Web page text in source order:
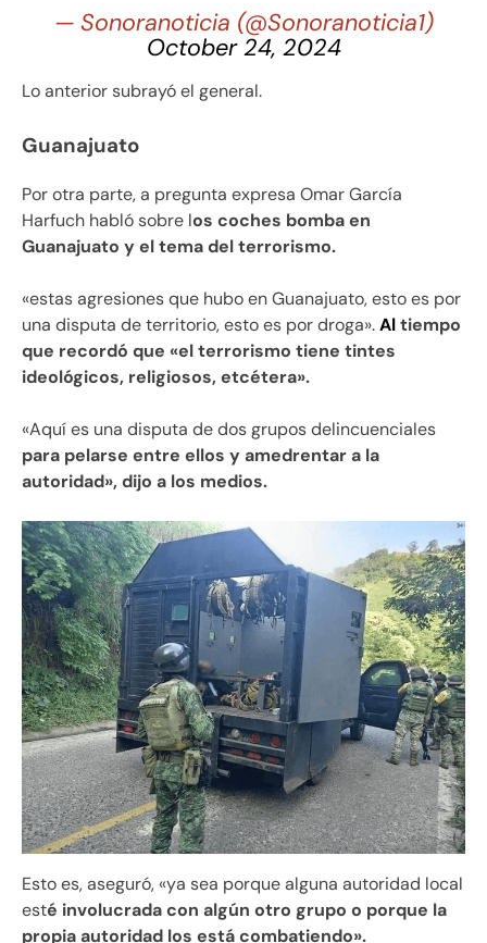
— Sonoranoticia (@Sonoranoticia1)
October 24, 2024
Lo anterior subrayó el general.
Guanajuato
Por otra parte, a pregunta expresa Omar García
Harfuch habló sobre los coches bomba en
Guanajuato y el tema del terrorismo.
«estas agresiones que hubo en Guanajuato, esto es por
una disputa de territorio, esto es por droga».Altiempo
que recordó que «el terrorismo tiene tintes
ideológicos, religiosos, etcétera».
«Aquí es una disputa de dos grupos delincuenciales
para pelarse entre ellos y amedrentar a la
autoridad», dijo a los medios.
Esto es, aseguró, «ya sea porque alguna autoridad local
esté involucrada con algún otro grupo o porque la
propia autoridad los está combatiendo».